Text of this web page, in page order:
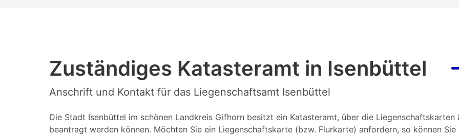
Zuständiges Katasteramt in Isenbüttel
Anschrift und Kontakt für das Liegenschaftsamt Isenbüttel
Die Stadt Isenbüttel im schönen Landkreis Gifhorn besitzt ein Katasteramt, über die
beantragt werden können. Möchten Sie ein Liegenschaftskarte (bzw. Flurkarte) anfordern, so können